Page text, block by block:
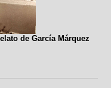
de García Márquez